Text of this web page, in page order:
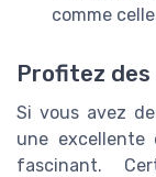
comme
Profitez
Si vous avez
une
fascinant.